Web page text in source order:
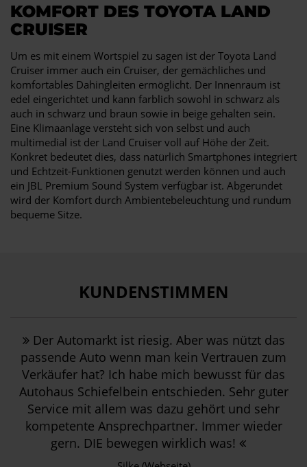
KOMFORT DES TOYOTA LAND
CRUISER
Um es mit einem Wortspiel zu sagen ist der Toyota Land
Cruiser immer auch ein Cruiser, der gemächliches und
komfortables Dahingleiten ermöglicht. Der Innenraum ist
edel eingerichtet und kann farblich sowohl in schwarz als
auch in schwarz und braun sowie in beige gehalten sein.
Eine Klimaanlage versteht sich von selbst und auch
multimedial ist der Land Cruiser voll auf Höhe der Zeit.
Konkret bedeutet dies, dass natürlich Smartphones integriert
und Echtzeit-Funktionen genutzt werden können und auch
ein JBL Premium Sound System verfügbar ist. Abgerundet
wird der Komfort durch Ambientebeleuchtung und rundum
bequeme Sitze.
KUNDENSTIMMEN
Der Automarkt ist riesig. Aber was nützt das
passende Auto wenn man kein Vertrauen zum
Verkäufer hat? Ich habe mich bewusst für das
Autohaus Schiefelbein entschieden. Sehr guter
Service mit allem was dazu gehört und sehr
kompetente Ansprechpartner. Immer wieder
gern. DIE bewegen wirklich was!